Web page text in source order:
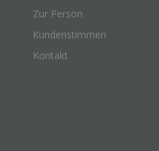
Zur Person
Kundenstimmen
Kontakt